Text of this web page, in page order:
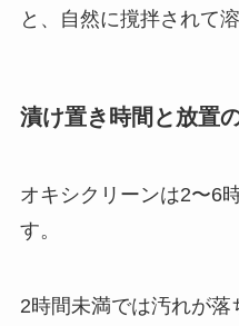
と、自然に撹拌されて
漬け置き時間と放置
オキシクリーンは2〜6
す。
2時間未満では汚れが